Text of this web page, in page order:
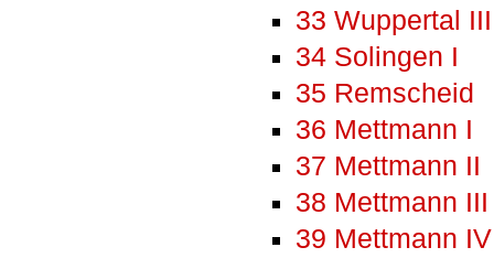
33 Wuppertal
34 Solingen I
35 Remscheid
36 Mettmann I
37 Mettmann II
38 Mettmann III
39 Mettmann IV